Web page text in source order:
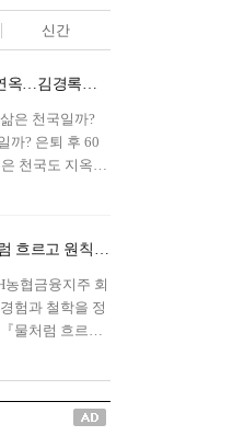
신간
[신간]은퇴연옥…김경록의 은퇴 후 삶의 나침반
은 천국일까?
까? 은퇴 후 60
천국도 지옥도
이드해 온 김경
운용의 고문이
옥』을 내놓았
을 '모든 희망을
운 시각을 제시
[신간] 물처럼 흐르고 원칙으로 서다…김용환의 통찰을 담다
농협금융지주 회
험과 철학을 정
물처럼 흐르고
로 한국 금융의
다 중요한 역할
경영인으로서 큰